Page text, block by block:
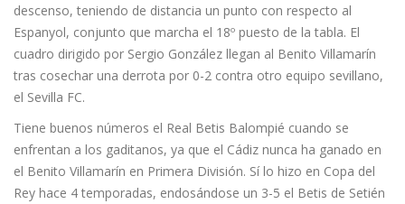
descenso, teniendo de distancia un punto con respecto al
Espanyol, conjunto que marcha el 18º puesto de la tabla. El
cuadro dirigido por Sergio González llegan al Benito Villamarín
tras cosechar una derrota por 0-2 contra otro equipo sevillano,
el Sevilla FC.
Tiene buenos números el Real Betis Balompié cuando se
enfrentan a los gaditanos, ya que el Cádiz nunca ha ganado en
el Benito Villamarín en Primera División. Sí lo hizo en Copa del
Rey hace 4 temporadas, endosándose un 3-5 el Betis de Setién